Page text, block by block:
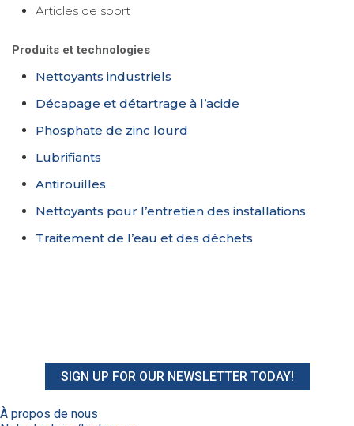
Articles de sport
Produits et technologies
Nettoyants industriels
Décapage et détartrage à l’acide
Phosphate de zinc lourd
Lubrifiants
Antirouilles
Nettoyants pour l’entretien des installations
Traitement de l’eau et des déchets
SIGN UP FOR OUR NEWSLETTER TODAY!
À propos de nous